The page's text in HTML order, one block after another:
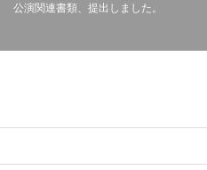
公演関連書類、提出しました。